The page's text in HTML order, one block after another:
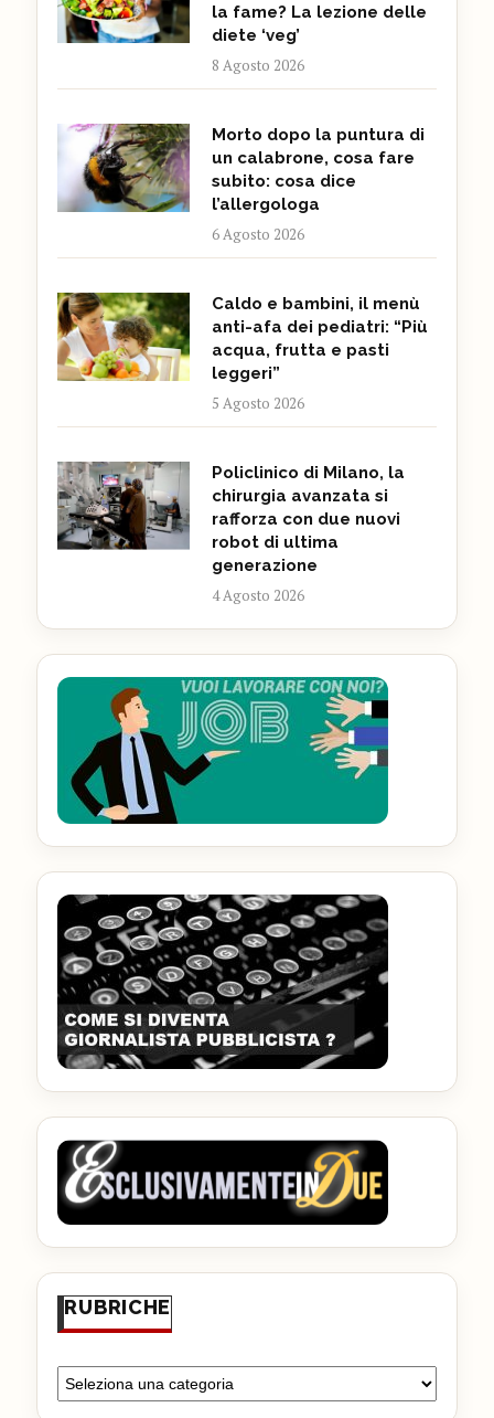
la fame? La lezione delle
diete ‘veg’
8 Agosto 2026
Morto dopo la puntura di
un calabrone, cosa fare
subito: cosa dice
l’allergologa
6 Agosto 2026
Caldo e bambini, il menù
anti-afa dei pediatri: “Più
acqua, frutta e pasti
leggeri”
5 Agosto 2026
Policlinico di Milano, la
chirurgia avanzata si
rafforza con due nuovi
robot di ultima
generazione
4 Agosto 2026
RUBRICHE